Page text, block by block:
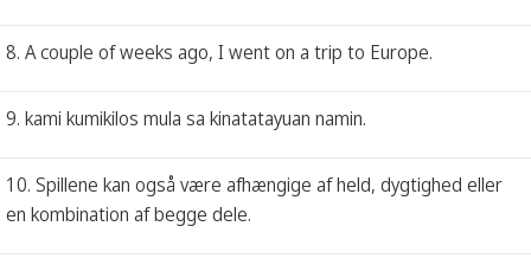
8. A couple of weeks ago, I went on a trip to Europe.
9. kami kumikilos mula sa kinatatayuan namin.
10. Spillene kan også være afhængige af held, dygtighed eller
en kombination af begge dele.